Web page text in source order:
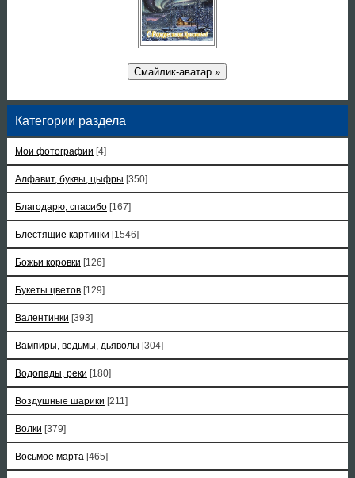
Смайлик-аватар »
Категории раздела
Мои фотографии [4]
Алфавит, буквы, цыфры [350]
Благодарю, спасибо [167]
Блестящие картинки [1546]
Божьи коровки [126]
Букеты цветов [129]
Валентинки [393]
Вампиры, ведьмы, дьяволы [304]
Водопады, реки [180]
Воздушные шарики [211]
Волки [379]
Восьмое марта [465]